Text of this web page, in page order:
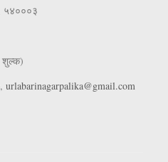
५४०००३
शुल्क)
, urlabarinagarpalika@gmail.com